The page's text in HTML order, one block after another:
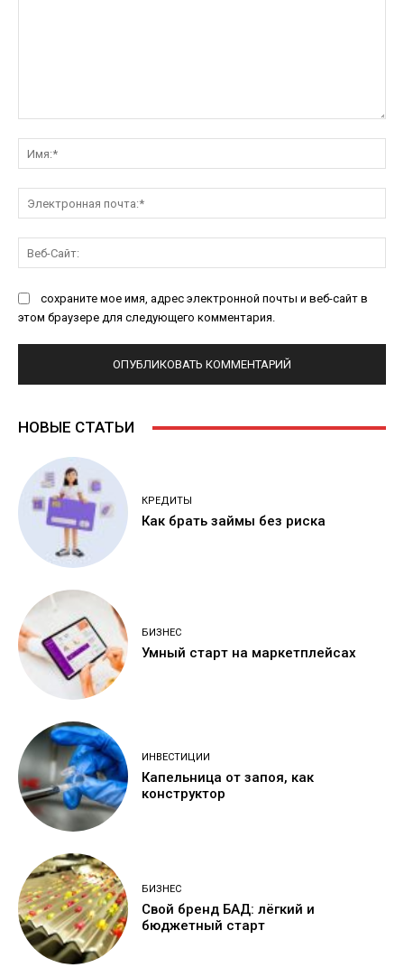
сохраните мое имя, адрес электронной почты и веб-сайт в
этом браузере для следующего комментария.
НОВЫЕ СТАТЬИ
КРЕДИТЫ
Как брать займы без риска
БИЗНЕС
Умный старт на маркетплейсах
ИНВЕСТИЦИИ
Капельница от запоя, как
конструктор
БИЗНЕС
Свой бренд БАД: лёгкий и
бюджетный старт